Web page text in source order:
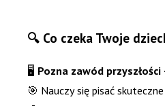
🔍 Co czeka Twoje
🖥 Pozna zawód przyszłości
🎯 Nauczy się pisać